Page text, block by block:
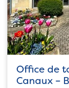
Office de
Canaux –